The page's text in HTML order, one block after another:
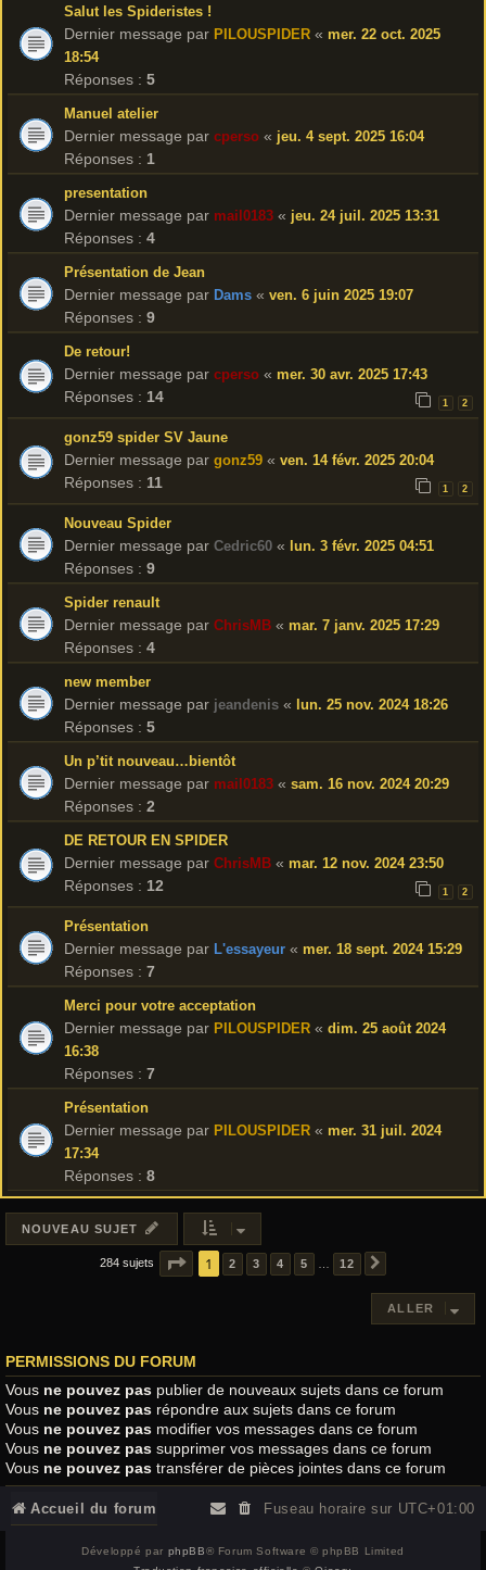
Salut les Spideristes !
Dernier message par PILOUSPIDER « mer. 22 oct. 2025
18:54
Réponses : 5
Manuel atelier
Dernier message par cperso « jeu. 4 sept. 2025 16:04
Réponses : 1
presentation
Dernier message par mail0183 « jeu. 24 juil. 2025 13:31
Réponses : 4
Présentation de Jean
Dernier message par Dams « ven. 6 juin 2025 19:07
Réponses : 9
De retour!
Dernier message par cperso « mer. 30 avr. 2025 17:43
Réponses : 14 1 2
gonz59 spider SV Jaune
Dernier message par gonz59 « ven. 14 févr. 2025 20:04
Réponses : 11 1 2
Nouveau Spider
Dernier message par Cedric60 « lun. 3 févr. 2025 04:51
Réponses : 9
Spider renault
Dernier message par ChrisMB « mar. 7 janv. 2025 17:29
Réponses : 4
new member
Dernier message par jeandenis « lun. 25 nov. 2024 18:26
Réponses : 5
Un p’tit nouveau…bientôt
Dernier message par mail0183 « sam. 16 nov. 2024 20:29
Réponses : 2
DE RETOUR EN SPIDER
Dernier message par ChrisMB « mar. 12 nov. 2024 23:50
Réponses : 12 1 2
Présentation
Dernier message par L'essayeur « mer. 18 sept. 2024 15:29
Réponses : 7
Merci pour votre acceptation
Dernier message par PILOUSPIDER « dim. 25 août 2024
16:38
Réponses : 7
Présentation
Dernier message par PILOUSPIDER « mer. 31 juil. 2024
17:34
Réponses : 8
NOUVEAU SUJET
284 sujets PAGE1 SUR 12
1 2 3 4 5 12
ALLER
PERMISSIONS DU FORUM
Vous ne pouvez pas publier de nouveaux sujets dans ce forum
Vous ne pouvez pas répondre aux sujets dans ce forum
Vous ne pouvez pas modifier vos messages dans ce forum
Vous ne pouvez pas supprimer vos messages dans ce forum
Vous ne pouvez pas transférer de pièces jointes dans ce forum
Accueil du forum Fuseau horaire sur UTC+01:00
Développé par phpBB® Forum Software © phpBB Limited